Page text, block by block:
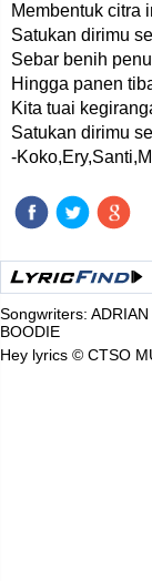
Membentuk citra
Satukan dirimu
Sebar benih
Hingga panen
Kita tuai
Satukan dirimu
-
Songwriters:
BOODIE
Hey lyrics © CTSO